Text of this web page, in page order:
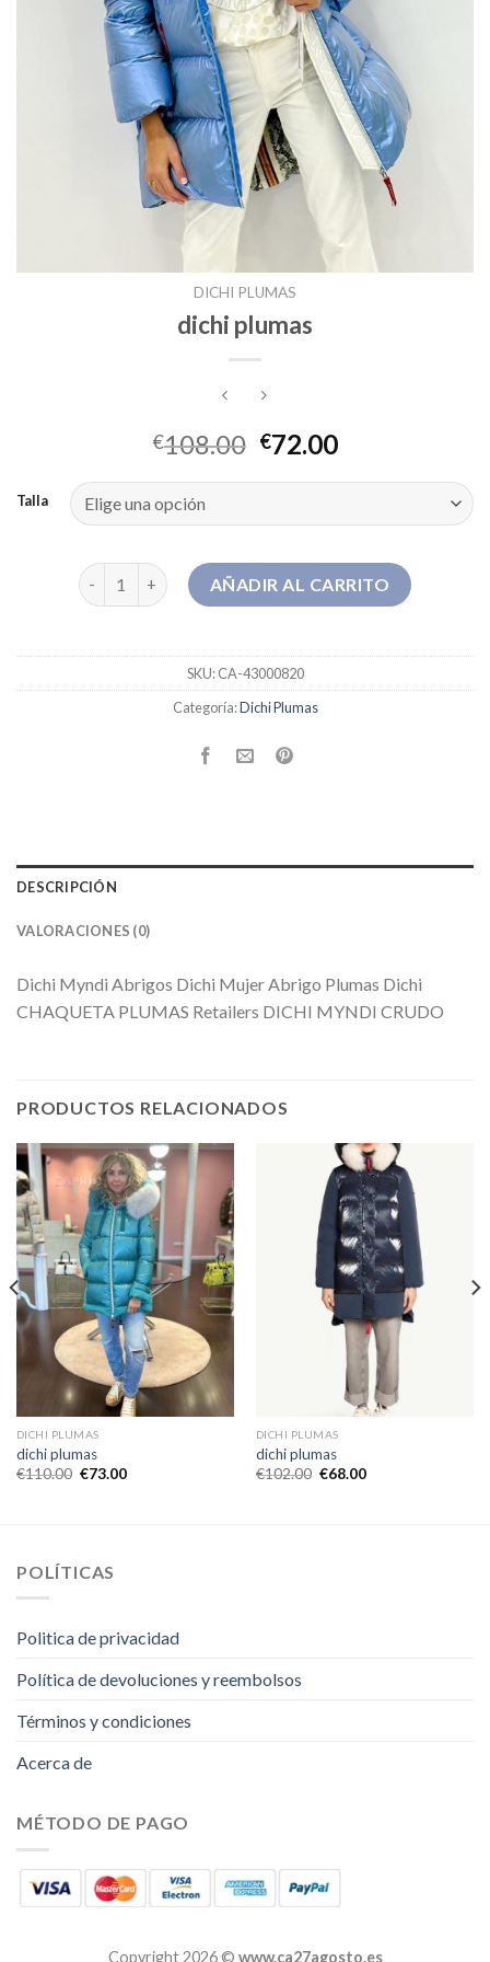
DICHI PLUMAS
dichi plumas
€108.00 €72.00
Talla
dichi plumas cantidadAÑADIR AL CARRITO
SKU:CA-43000820
Categoría:Dichi Plumas
DESCRIPCIÓN
VALORACIONES (0)
Dichi Myndi Abrigos Dichi Mujer Abrigo Plumas Dichi
CHAQUETA PLUMAS Retailers DICHI MYNDI CRUDO
PRODUCTOS RELACIONADOS
DICHI PLUMAS
dichi plumas
€110.00 €73.00
DICHI PLUMAS
dichi plumas
€102.00 €68.00
POLÍTICAS
Politica de privacidad
Política de devoluciones y reembolsos
Términos y condiciones
Acerca de
MÉTODO DE PAGO
Copyright 2026 © www.ca27agosto.es